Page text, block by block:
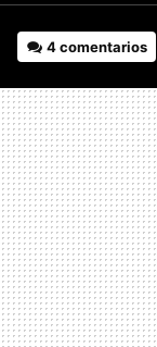
4 comentarios